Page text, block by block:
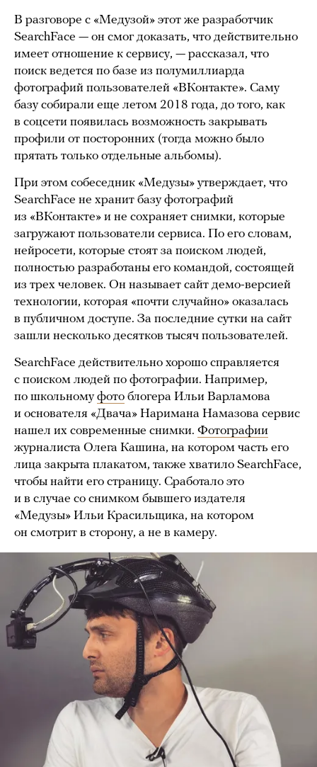
В разговоре с «Медузой» этот же разработчик
SearchFace — он смог доказать, что действительно
имеет отношение к сервису, — рассказал, что
поиск ведется по базе из полумиллиарда
фотографий пользователей «ВКонтакте». Саму
базу собирали еще летом 2018 года, до того, как
в соцсети появилась возможность закрывать
профили от посторонних (тогда можно было
прятать только отдельные альбомы).
При этом собеседник «Медузы» утверждает, что
SearchFace не хранит базу фотографий
из «ВКонтакте» и не сохраняет снимки, которые
загружают пользователи сервиса. По его словам,
нейросети, которые стоят за поиском людей,
полностью разработаны его командой, состоящей
из трех человек. Он называет сайт демо-версией
технологии, которая «почти случайно» оказалась
в публичном доступе. За последние сутки на сайт
зашли несколько десятков тысяч пользователей.
SearchFace действительно хорошо справляется
с поиском людей по фотографии. Например,
по школьномуфото блогера Ильи Варламова
и основателя «Двача» Наримана Намазова сервис
нашел их современные снимки. Фотографии
журналиста Олега Кашина, на котором часть его
лица закрыта плакатом, также хватило SearchFace,
чтобы найти его страницу. Сработало это
и в случае со снимком бывшего издателя
«Медузы» Ильи Красильщика, на котором
он смотрит в сторону, а не в камеру.